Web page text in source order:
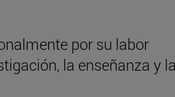
por su labor
la enseñanza y